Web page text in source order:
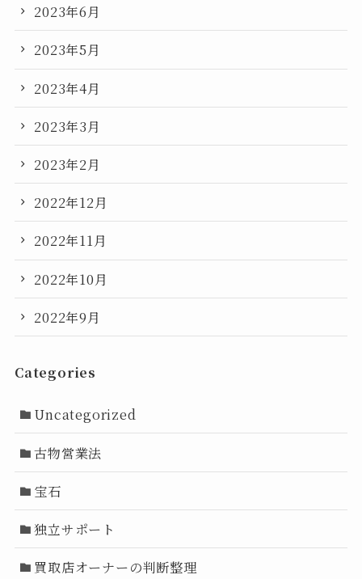
2023年6月
2023年5月
2023年4月
2023年3月
2023年2月
2022年12月
2022年11月
2022年10月
2022年9月
Categories
Uncategorized
古物営業法
宝石
独立サポート
買取店オーナーの判断整理